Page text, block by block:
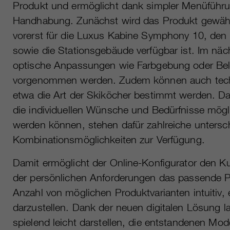
Produkt und ermöglicht dank simpler
Handhabung. Zunächst wird das Produkt
vorerst für die Luxus Kabine Symphony 10,
sowie die Stationsgebäude verfügbar ist. Im
optische Anpassungen wie Farbgebung oder
vorgenommen werden. Zudem können auch
etwa die Art der Skiköcher bestimmt werden.
die individuellen Wünsche und Bedürfnisse
werden können, stehen dafür zahlreiche
Kombinationsmöglichkeiten zur Verfügung.
Damit ermöglicht der Online-Konfigurator den
der persönlichen Anforderungen das passende
Anzahl von möglichen Produktvarianten intuitiv,
darzustellen. Dank der neuen digitalen Lösung
spielend leicht darstellen, die entstandenen